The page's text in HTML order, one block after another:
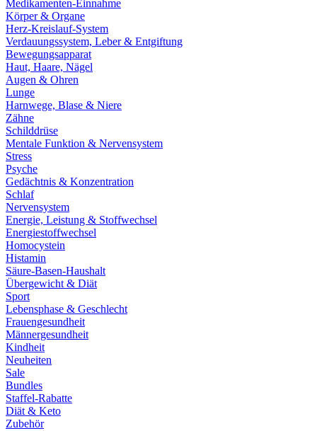
Medikamenten-Einnahme
Körper & Organe
Herz-Kreislauf-System
Verdauungssystem, Leber & Entgiftung
Bewegungsapparat
Haut, Haare, Nägel
Augen & Ohren
Lunge
Harnwege, Blase & Niere
Zähne
Schilddrüse
Mentale Funktion & Nervensystem
Stress
Psyche
Gedächtnis & Konzentration
Schlaf
Nervensystem
Energie, Leistung & Stoffwechsel
Energiestoffwechsel
Homocystein
Histamin
Säure-Basen-Haushalt
Übergewicht & Diät
Sport
Lebensphase & Geschlecht
Frauengesundheit
Männergesundheit
Kindheit
Neuheiten
Sale
Bundles
Staffel-Rabatte
Diät & Keto
Zubehör